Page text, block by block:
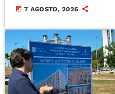
today 7 AGOSTO, 2026